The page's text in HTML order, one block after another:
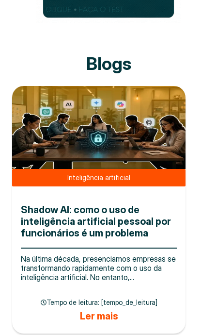
Blogs
Inteligência artificial
Shadow AI: como o uso de
inteligência artificial pessoal por
funcionários é um problema
Na última década, presenciamos empresas se
transformando rapidamente com o uso da
inteligência artificial. No entanto,...
Tempo de leitura: [tempo_de_leitura]
Ler mais